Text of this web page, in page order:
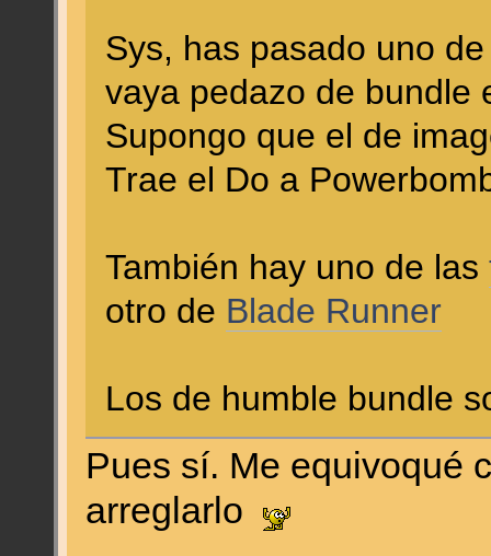
Sys, has pasado uno
vaya pedazo de
Supongo que el de
Trae el Do a
También hay uno de las
otro de Blade Runner
Los de humble bundle
Pues sí. Me equivoqué
arreglarlo